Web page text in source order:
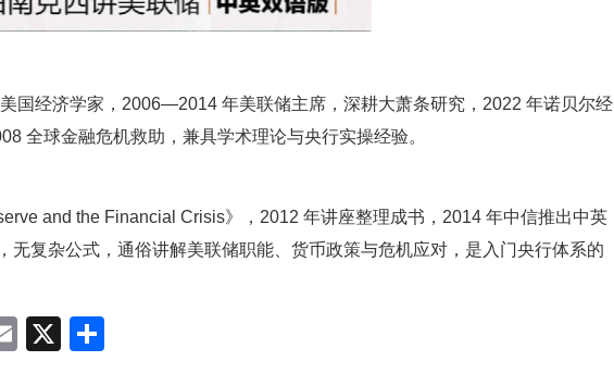
国经济学家，2006—2014 年美联储主席，深耕大萧条研究，2022 年诺贝尔经
全球金融危机救助，兼具学术理论与央行实操经验。
and the Financial Crisis》，2012 年讲座整理成书，2014 年中信推出中英
无复杂公式，通俗讲解美联储职能、货币政策与危机应对，是入门央行体系的
Email
X